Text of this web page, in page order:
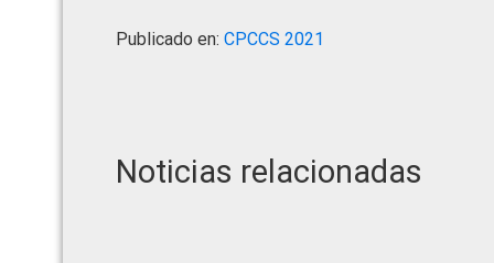
Publicado en: CPCCS 2021
Noticias relacionadas